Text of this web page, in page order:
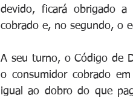
devido, ficará obrigado
cobrado e, no segundo, o
A seu turno, o Código de
o consumidor cobrado
igual ao dobro do que